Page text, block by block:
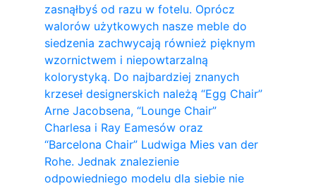
zasnąłbyś od razu w fotelu. Oprócz
walorów użytkowych nasze meble do
siedzenia zachwycają również pięknym
wzornictwem i niepowtarzalną
kolorystyką. Do najbardziej znanych
krzeseł designerskich należą “Egg Chair”
Arne Jacobsena, “Lounge Chair”
Charlesa i Ray Eamesów oraz
“Barcelona Chair” Ludwiga Mies van der
Rohe. Jednak znalezienie
odpowiedniego modelu dla siebie nie